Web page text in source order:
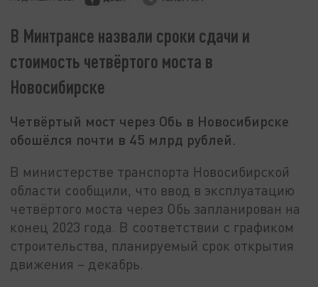
В Минтрансе назвали сроки сдачи и
стоимость четвёртого моста в
Новосибирске
Четвёртый мост через Обь в Новосибирске
обошёлся почти в 45 млрд рублей.
В министерстве транспорта Новосибирской
области сообщили, что ввод в эксплуатацию
четвёртого моста через Обь запланирован на
конец 2023 года. В соответствии с графиком
строительства, планируемый срок открытия
движения – декабрь.